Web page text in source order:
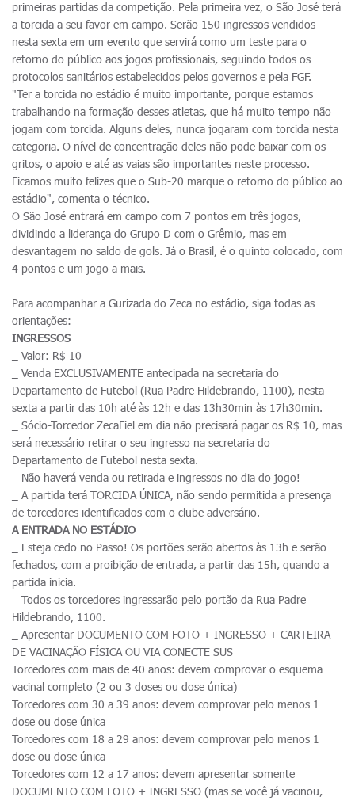
primeiras partidas da competição. Pela primeira vez, o São José terá
a torcida a seu favor em campo. Serão 150 ingressos vendidos
nesta sexta em um evento que servirá como um teste para o
retorno do público aos jogos profissionais, seguindo todos os
protocolos sanitários estabelecidos pelos governos e pela FGF.
"Ter a torcida no estádio é muito importante, porque estamos
trabalhando na formação desses atletas, que há muito tempo não
jogam com torcida. Alguns deles, nunca jogaram com torcida nesta
categoria. O nível de concentração deles não pode baixar com os
gritos, o apoio e até as vaias são importantes neste processo.
Ficamos muito felizes que o Sub-20 marque o retorno do público ao
estádio", comenta o técnico.
O São José entrará em campo com 7 pontos em três jogos,
dividindo a liderança do Grupo D com o Grêmio, mas em
desvantagem no saldo de gols. Já o Brasil, é o quinto colocado, com
4 pontos e um jogo a mais.
Para acompanhar a Gurizada do Zeca no estádio, siga todas as
orientações:
INGRESSOS
_ Valor: R$ 10
_ Venda EXCLUSIVAMENTE antecipada na secretaria do
Departamento de Futebol (Rua Padre Hildebrando, 1100), nesta
sexta a partir das 10h até às 12h e das 13h30min às 17h30min.
_ Sócio-Torcedor ZecaFiel em dia não precisará pagar os R$ 10, mas
será necessário retirar o seu ingresso na secretaria do
Departamento de Futebol nesta sexta.
_ Não haverá venda ou retirada e ingressos no dia do jogo!
_ A partida terá TORCIDA ÚNICA, não sendo permitida a presença
de torcedores identificados com o clube adversário.
A ENTRADA NO ESTÁDIO
_ Esteja cedo no Passo! Os portões serão abertos às 13h e serão
fechados, com a proibição de entrada, a partir das 15h, quando a
partida inicia.
_ Todos os torcedores ingressarão pelo portão da Rua Padre
Hildebrando, 1100.
_ Apresentar DOCUMENTO COM FOTO + INGRESSO + CARTEIRA
DE VACINAÇÃO FÍSICA OU VIA CONECTE SUS
Torcedores com mais de 40 anos: devem comprovar o esquema
vacinal completo (2 ou 3 doses ou dose única)
Torcedores com 30 a 39 anos: devem comprovar pelo menos 1
dose ou dose única
Torcedores com 18 a 29 anos: devem comprovar pelo menos 1
dose ou dose única
Torcedores com 12 a 17 anos: devem apresentar somente
DOCUMENTO COM FOTO + INGRESSO (mas se você já vacinou,